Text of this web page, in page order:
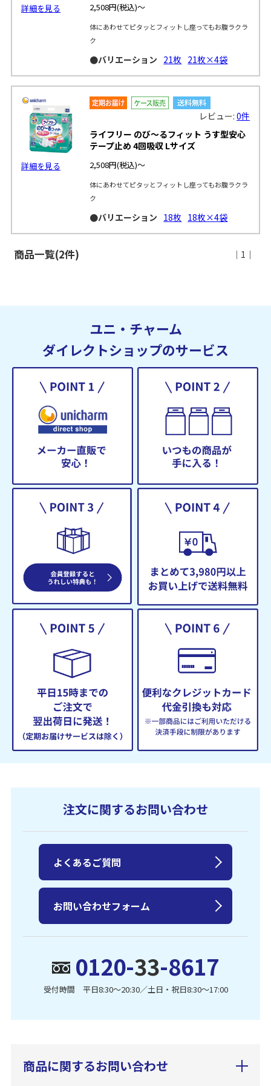
詳細を見る 2,508円(税込)～
体にあわせてピタッとフィットし座ってもお腹ラクラ
ク
●バリエーション 21枚 21枚×4袋
詳細を見る
レビュー:0件
ライフリー のび～るフィット うす型安心
テープ止め 4回吸収 Lサイズ
2,508円(税込)～
体にあわせてピタッとフィットし座ってもお腹ラクラ
ク
●バリエーション 18枚 18枚×4袋
商品一覧(2件) ｜1｜
ユニ・チャーム
ダイレクトショップのサービス
注文に関するお問い合わせ
0120-33-8617
受付時間 平日8:30〜20:30／土日・祝日8:30〜17:00
よくあるご質問
お問い合わせフォーム
商品に関するお問い合わせ